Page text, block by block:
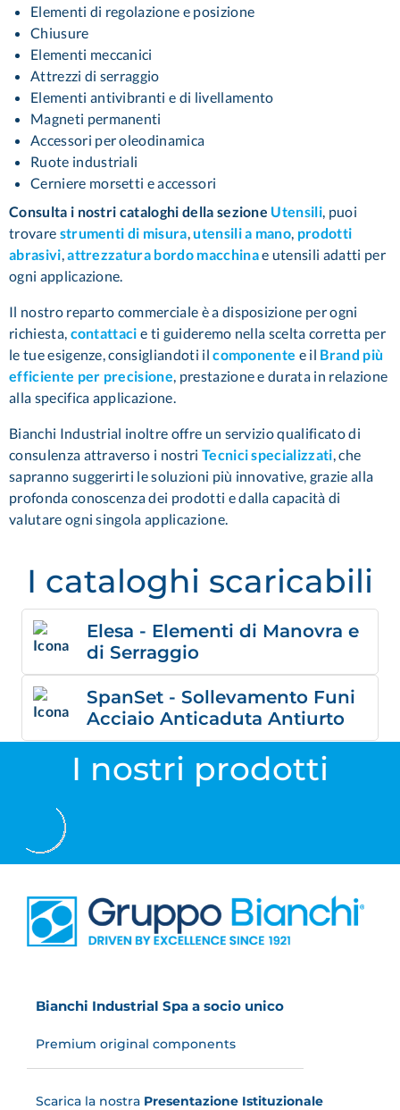
Elementi di regolazione e posizione
Chiusure
Elementi meccanici
Attrezzi di serraggio
Elementi antivibranti e di livellamento
Magneti permanenti
Accessori per oleodinamica
Ruote industriali
Cerniere morsetti e accessori
Consulta i nostri cataloghi della sezione Utensili, puoi
trovare strumenti di misura,utensili a mano, prodotti
abrasivi,attrezzatura bordo macchinae utensili adatti per
ogni applicazione.
Il nostro reparto commerciale è a disposizione per ogni
richiesta, contattaci e ti guideremo nella scelta corretta per
le tue esigenze, consigliandoti ilcomponente e il Brand più
efficiente per precisione, prestazione e durata in relazione
alla specifica applicazione.
Bianchi Industrial inoltre offre un servizio qualificato di
consulenza attraverso i nostri Tecnici specializzati,che
sapranno suggerirti le soluzioni più innovative, grazie alla
profonda conoscenza dei prodotti e dalla capacità di
valutare ogni singola applicazione.
I cataloghi scaricabili
Elesa - Elementi di Manovra e
di Serraggio
SpanSet - Sollevamento Funi
Acciaio Anticaduta Antiurto
I nostri prodotti
Bianchi Industrial Spa a socio unico
Premium original components
Scarica la nostra Presentazione Istituzionale